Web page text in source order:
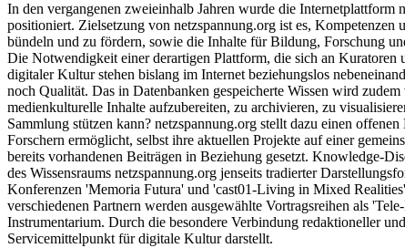
In den vergangenen zweieinhalb Jahren wurde die
positioniert. Zielsetzung von netzspannung.org ist es,
bündeln und zu fördern, sowie die Inhalte für Bildung, Forschung
Die Notwendigkeit einer derartigen Plattform, die sich an
digitaler Kultur stehen bislang im Internet beziehungslos
noch Qualität. Das in Datenbanken gespeicherte Wissen wird
medienkulturelle Inhalte aufzubereiten, zu archivieren, zu
Sammlung stützen kann? netzspannung.org stellt dazu einen
Forschern ermöglicht, selbst ihre aktuellen Projekte auf einer
bereits vorhandenen Beiträgen in Beziehung gesetzt. Knowledge-
des Wissensraums netzspannung.org jenseits tradierter
Konferenzen 'Memoria Futura' und 'cast01-Living in Mixed
verschiedenen Partnern werden ausgewählte Vortragsreihen als
Instrumentarium. Durch die besondere Verbindung redaktioneller
Servicemittelpunkt für digitale Kultur darstellt.